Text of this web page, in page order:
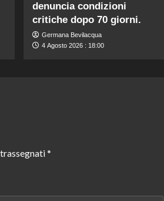
denuncia condizioni
critiche dopo 70 giorni.
Germana Bevilacqua
4 Agosto 2026 : 18:00
*